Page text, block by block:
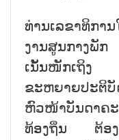
ທ່ານເລຂາທິກາ
ງານສູນກາງພັ
ເນັ້ນໜັກເຖິງ
ຂະຫຍາຍປະຕິ
ຫົວໜ້າບັນດາຄ
ທ້ອງຖິ່ນ ຕ້ອງປ